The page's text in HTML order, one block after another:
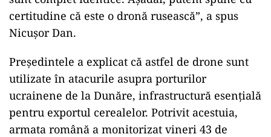
certitudine că este o dronă rusească”, a spus
Nicușor Dan.
Președintele a explicat că astfel de drone sunt
utilizate în atacurile asupra porturilor
ucrainene de la Dunăre, infrastructură esențială
pentru exportul cerealelor. Potrivit acestuia,
armata română a monitorizat vineri 43 de